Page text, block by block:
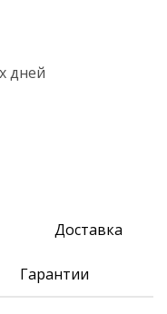
дней
Доставка
Гарантии